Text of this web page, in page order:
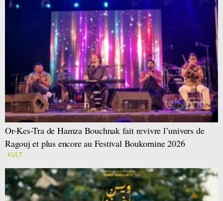
Or-Kes-Tra de Hamza Bouchnak fait revivre l’univers de
Ragouj et plus encore au Festival Boukornine 2026
KULT